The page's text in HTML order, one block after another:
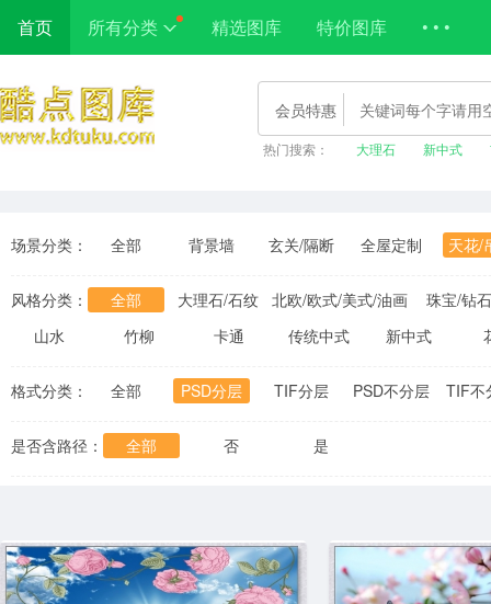
首页 所有分类 精选图库 特价图库 • • •
会员特惠
热门搜索： 大理石 新中式
场景分类： 全部 背景墙 玄关/隔断 全屋定制 天花/
风格分类： 全部 大理石/石纹 北欧/欧式/美式/油画
珠宝/钻石
山水
竹柳 卡通 传统中式 新中式
格式分类： 全部 PSD分层 TIF分层 PSD不分层 TIF不
是否含路径： 全部 否 是